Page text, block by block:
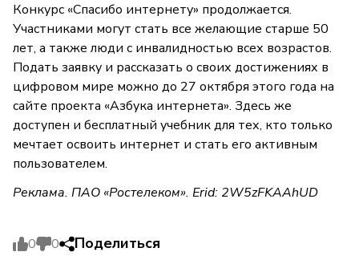
Конкурс «Спасибо интернету» продолжается.
Участниками могут стать все желающие старше 50
лет, а также люди с инвалидностью всех возрастов.
Подать заявку и рассказать о своих достижениях в
цифровом мире можно до 27 октября этого года на
сайте проекта «Азбука интернета». Здесь же
доступен и бесплатный учебник для тех, кто только
мечтает освоить интернет и стать его активным
пользователем.
Реклама. ПАО «Ростелеком». Erid: 2W5zFKAAhUD
0 0 Поделиться